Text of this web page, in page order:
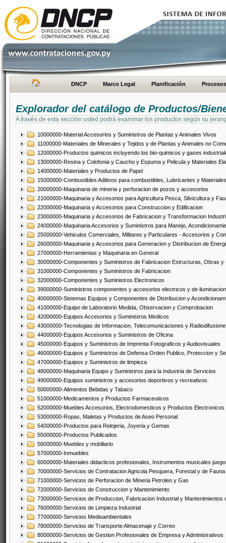
DNCP Marco Legal Planificación Procesos
Explorador del catálogo de Productos/
A través de esta sección usted podrá examinar los productos según su
10000000-Material Accesorios y Suministros de Plantas y Animales Vivos
11000000-Materiales de Minerales y Tejidos y de Plantas y Animales no
12000000-Productos quimicos incluyendo los bio-quimicos y gases
13000000-Resina y Colofonia y Caucho y Espuma y Pelicula y Materiales
14000000-Materiales y Productos de Papel
15000000-Combustibles Aditivos para combustibles, Lubricantes y
20000000-Maquinaria de mineria y perforacion de pozos y accesorios
21000000-Maquinaria y Accesorios para Agricultura Pesca, Silvicultura y
22000000-Maquinaria y Accesorios para Construccion y Edificacion
23000000-Maquinaria y Accesorios de Fabricacion y Transformacion
24000000-Maquinaria Accesorios y Suministros para Manejo,
25000000-Vehiculos Comerciales, Militares y Particulares - Accesorios y
26000000-Maquinaria y Accesorios para Generacion y Distribucion de
27000000-Herramientas y Maquinaria en General
30000000-Componentes y Suministros de Fabricacion Estructuras, Obras
31000000-Componentes y Suministros de Fabricacion
32000000-Componentes y Suministros Electronicos
39000000-Suministros componentes y accesorios electricos y de iluminacion
40000000-Sistemas Equipos y Componentes de Distribucion y
41000000-Equipo de Laboratorio Medida, Observacion y Comprobacion
42000000-Equipos Accesorios y Suministros Medicos
43000000-Tecnologias de Informacion, Telecomunicaciones y
44000000-Equipos Accesorios y Suministros de Oficina
45000000-Equipos y Suministros de Imprenta Fotograficos y Audiovisuales
46000000-Equipos y Suministros de Defensa Orden Publico, Proteccion y
47000000-Equipos y Suministros de limpieza
48000000-Maquinaria Equipo y Suministros para la Industria de Servicios
49000000-Equipos suministros y accesorios deportivos y recreativos
50000000-Alimentos Bebidas y Tabaco
51000000-Medicamentos y Productos Farmaceuticos
52000000-Muebles Accesorios, Electrodomesticos y Productos Electronicos
53000000-Ropas, Maletas y Productos de Aseo Personal
54000000-Productos para Relojeria, Joyeria y Gemas
55000000-Productos Publicados
56000000-Muebles y mobiliario
57000000-Inmuebles
60000000-Materiales didacticos profesionales, Instrumentos musicales
70000000-Servicios de Contratacion Agricola Pesquera, Forestal y de Fauna
71000000-Servicios de Perforacion de Mineria Petroleo y Gas
72000000-Servicios de Construccion y Mantenimiento
73000000-Servicios de Produccion, Fabricacion Industrial y Mantenimientos
76000000-Servicios de Limpieza Industrial
77000000-Servicios Medioambientales
78000000-Servicios de Transporte Almacenaje y Correo
80000000-Servicios de Gestion Profesionales de Empresa y Administrativos